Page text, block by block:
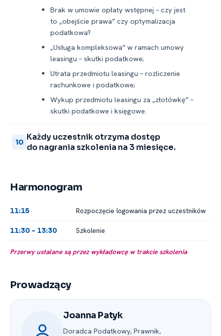
Brak w umowie opłaty wstępnej – czy jest
to „obejście prawa” czy optymalizacja
podatkowa?
„Usługa kompleksowa” w ramach umowy
leasingu – skutki podatkowe;
Utrata przedmiotu leasingu – rozliczenie
rachunkowe i podatkowe;
Wykup przedmiotu leasingu za „złotówkę” –
skutki podatkowe i księgowe.
10 Każdy uczestnik otrzyma dostęp
do nagrania szkolenia na 3 miesięce.
Harmonogram
11:15 Rozpoczęcie logowania przez uczestników
11:30 -⁠ 13:30 Szkolenie
Przerwy ustalane są przez wykładowcę w trakcie szkolenia
Prowadzący
Joanna Patyk
Doradca Podatkowy, Prawnik,